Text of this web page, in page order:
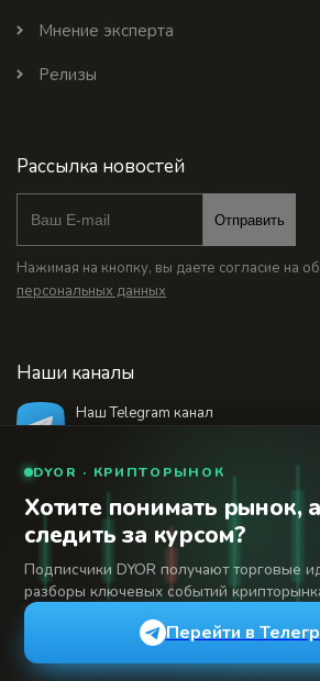
Мнение эксперта
Релизы
Рассылка новостей
Отправить
Нажимая на кнопку, вы даете согласие на
персональных данных
Наши каналы
Наш Telegram канал
18+
© 2026 Финансовый интернет-
Сегодня». Используя сайт
соглашаетесь с
Сетевое издание «Банки Сегодня»
Федеральной службой по надзору в сфере
информационных технологий и массовых
регистрационный номер: серия Эл № 04-
DYOR · КРИПТОРЫНОК
Хотите понимать рынок,
следить за курсом?
Подписчики DYOR получают торговые
разборы ключевых событий
Перейти в